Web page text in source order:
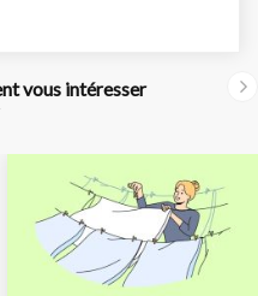
vous intéresser